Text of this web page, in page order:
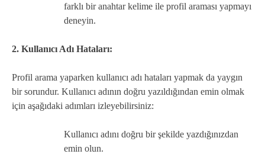
farklı bir anahtar kelime ile profil araması yapmayı
deneyin.
2. Kullanıcı Adı Hataları:
Profil arama yaparken kullanıcı adı hataları yapmak da yaygın
bir sorundur. Kullanıcı adının doğru yazıldığından emin olmak
için aşağıdaki adımları izleyebilirsiniz:
Kullanıcı adını doğru bir şekilde yazdığınızdan
emin olun.